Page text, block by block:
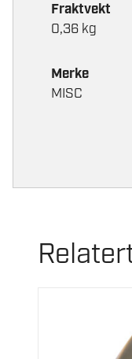
Fraktvekt
0,36 kg
Merke
MISC